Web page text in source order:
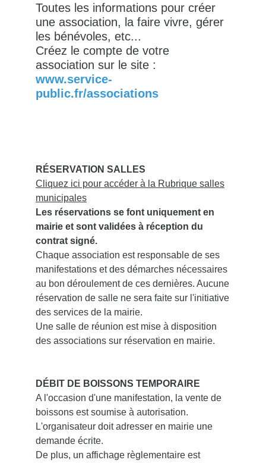
Toutes les informations pour créer
une association, la faire vivre, gérer
les bénévoles, etc...
Créez le compte de votre
association sur le site :
www.service-
public.fr/associations
RÉSERVATION SALLES
Cliquez ici pour accéder à la Rubrique salles
municipales
Les réservations se font uniquement en
mairie et sont validées à réception du
contrat signé.
Chaque association est responsable de ses
manifestations et des démarches nécessaires
au bon déroulement de ces dernières. Aucune
réservation de salle ne sera faite sur l'initiative
des services de la mairie.
Une salle de réunion est mise à disposition
des associations sur réservation en mairie.
DÉBIT DE BOISSONS TEMPORAIRE
A l'occasion d'une manifestation, la vente de
boissons est soumise à autorisation.
L'organisateur doit adresser en mairie une
demande écrite.
De plus, un affichage règlementaire est